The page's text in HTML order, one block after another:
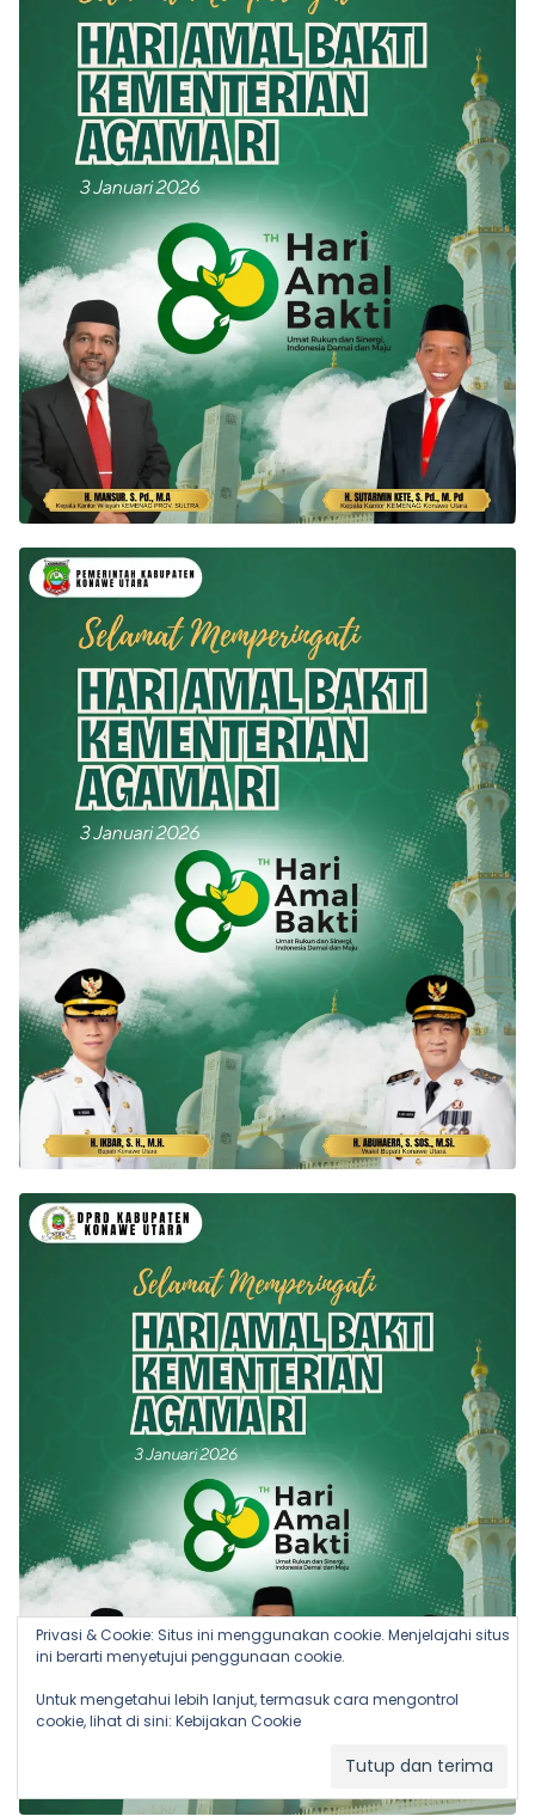
Privasi & Cookie: Situs ini menggunakan cookie. Menjelajahi situs
ini berarti menyetujui penggunaan cookie.
Untuk mengetahui lebih lanjut, termasuk cara mengontrol
cookie, lihat di sini: Kebijakan Cookie